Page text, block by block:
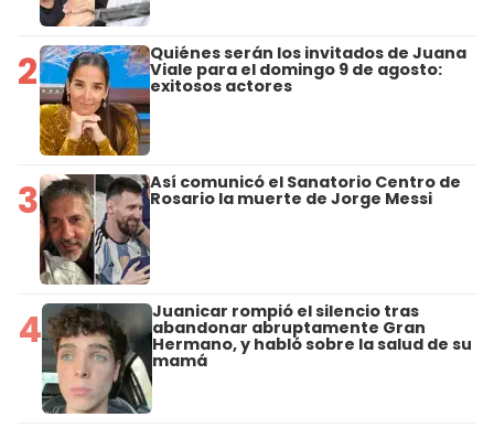
2 Quiénes serán los invitados de Juana
Viale para el domingo 9 de agosto:
exitosos actores
3 Así comunicó el Sanatorio Centro de
Rosario la muerte de Jorge Messi
4 Juanicar rompió el silencio tras
abandonar abruptamente Gran
Hermano, y habló sobre la salud de su
mamá